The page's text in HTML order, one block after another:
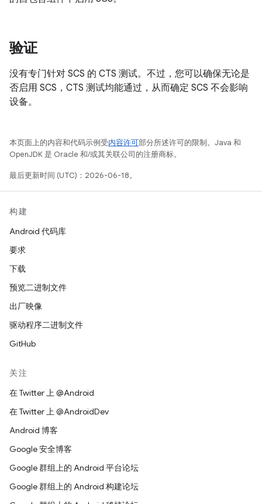
验证
没有专门针对 SCS 的 CTS 测试。不过，您可以确保无论是
否启用 SCS，CTS 测试均能通过，从而确定 SCS 不会影响
设备。
本页面上的内容和代码示例受内容许可部分所述许可的限制。Java 和
OpenJDK 是 Oracle 和/或其关联公司的注册商标。
最后更新时间 (UTC)：2026-06-18。
构建
Android 代码库
要求
下载
预览二进制文件
出厂映像
驱动程序二进制文件
GitHub
关注
在 Twitter 上 @Android
在 Twitter 上 @AndroidDev
Android 博客
Google 安全博客
Google 群组上的 Android 平台论坛
Google 群组上的 Android 构建论坛